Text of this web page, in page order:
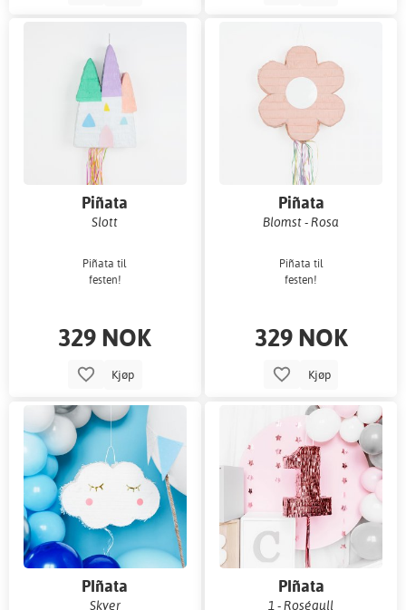
Piñata
Slott
Piñata til
festen!
329 NOK
Kjøp
Piñata
Blomst - Rosa
Piñata til
festen!
329 NOK
Kjøp
PIñata
Skyer
PIñata
1 - Roségull